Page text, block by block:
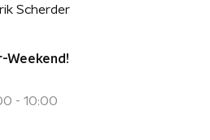
Scherder
Weekend!
- 10:00